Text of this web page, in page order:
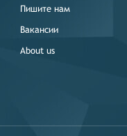
Пишите нам
Вакансии
About us